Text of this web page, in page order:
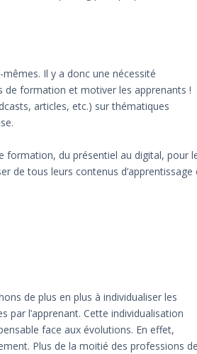
Il y a donc une nécessité
de formation et motiver les apprenants !
articles, etc.) sur thématiques
formation, du présentiel au digital, pour
de tous leurs contenus d’apprentissage
de plus en plus à individualiser les
l’apprenant. Cette individualisation
face aux évolutions. En effet,
Plus de la moitié des professions de